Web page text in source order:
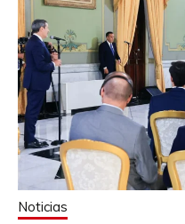
Noticias